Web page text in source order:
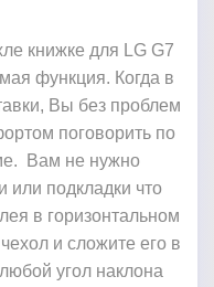
книжке для LG G7
функция. Когда в
Вы без проблем
поговорить по
Вам не нужно
или подкладки что
в горизонтальном
и сложите его в
угол наклона